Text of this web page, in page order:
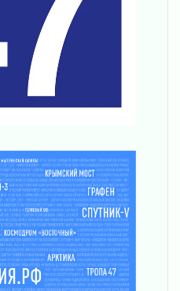
детей и взрослых
Воздушно-
напомнит жителям
о неоплаченных